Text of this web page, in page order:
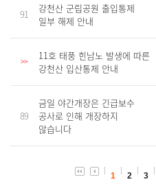
91
강천산 군립공원 출입통제
일부 해제 안내
>>
11호 태풍 힌남노 발생에 따른
강천산 입산통제 안내
89
금일 야간개장은 긴급보수
공사로 인해 개장하지
않습니다
1 2 3